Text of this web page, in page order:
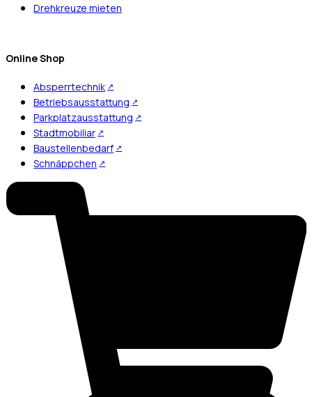
Drehkreuze mieten
Online Shop
Absperrtechnik
Betriebsausstattung
Parkplatzausstattung
Stadtmobiliar
Baustellenbedarf
Schnäppchen